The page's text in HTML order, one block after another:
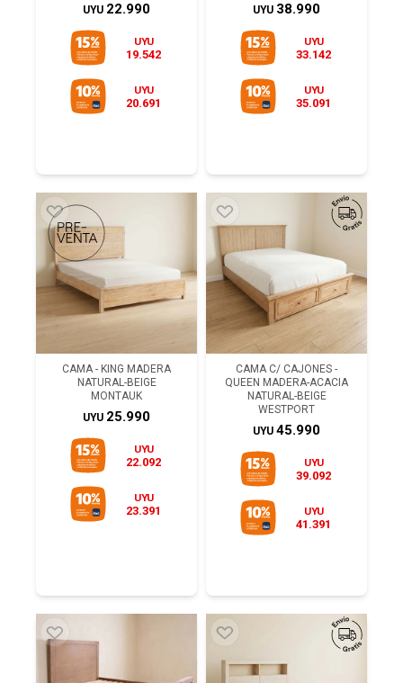
UYU 22.990
UYU
19.542
UYU
20.691
UYU 38.990
UYU
33.142
UYU
35.091
CAMA - KING MADERA
NATURAL-BEIGE
MONTAUK
UYU 25.990
UYU
22.092
UYU
23.391
CAMA C/ CAJONES -
QUEEN MADERA-ACACIA
NATURAL-BEIGE
WESTPORT
UYU 45.990
UYU
39.092
UYU
41.391